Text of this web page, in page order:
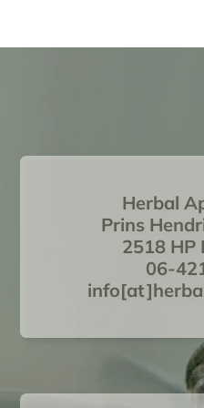
Herbal
Prins
2518 HP
06-